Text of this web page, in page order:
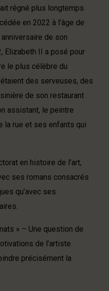
régné plus longtemps
en 2022 à l’âge de
anniversaire de son
Elizabeth II a posé pour
le plus célèbre du
des serveuses, des
de son restaurant
assistant, le peintre
la rue et ses enfants qui
en histoire de l’art,
ses romans consacrés
qu’avec ses
» – Une question de
de l’artiste
précisément la